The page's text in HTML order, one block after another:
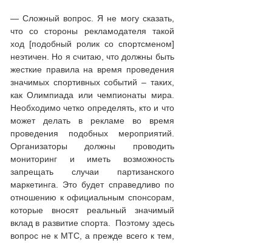
— Сложный вопрос. Я не могу сказать,
что со стороны рекламодателя такой
ход [подобный ролик со спортсменом]
неэтичен. Но я считаю, что должны быть
жесткие правила на время проведения
значимых спортивных событий – таких,
как Олимпиада или чемпионаты мира.
Необходимо четко определять, кто и что
может делать в рекламе во время
проведения подобных мероприятий.
Организаторы должны проводить
мониторинг и иметь возможность
запрещать случаи партизанского
маркетинга. Это будет справедливо по
отношению к официальным спонсорам,
которые вносят реальный значимый
вклад в развитие спорта. Поэтому здесь
вопрос не к МТС, а прежде всего к тем,